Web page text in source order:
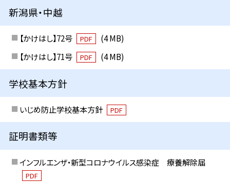
新潟県・中越
【かけはし】72号 PDF
(4 MB)
【かけはし】71号
PDF (4 MB)
学校基本方針
いじめ防止学校基本方針 PDF
証明書類等
インフルエンザ・新型コロナウイルス感染症 療養解除届
PDF